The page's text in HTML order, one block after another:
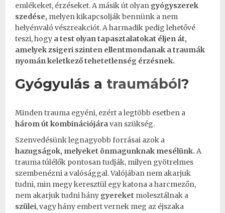
emlékeket, érzéseket. A másik út olyan gyógyszerek
szedése, melyen kikapcsolják bennünk a nem
helyénvaló vészreakciót. A harmadik pedig lehetővé
teszi, hogy a test olyan tapasztalatokat éljen át,
amelyek zsigeri szinten ellentmondanak a traumák
nyomán keletkező tehetetlenség érzésnek.
Gyógyulás a traumából?
Mindentrauma egyéni, ezért a legtöbb esetben a
három út kombinációjáravan szükség.
Szenvedésünk legnagyobb forrásai azok a
hazugságok, melyeket önmagunknak mesélünk. A
traumatúlélők pontosan tudják, milyen gyötrelmes
szembenézni a valósággal. Valójában nem akarjuk
tudni, min megy keresztül egy katona a harcmezőn,
nem akarjuk tudni hány gyereket molesztálnak a
szülei, vagy hány embert vernek meg az éjszaka